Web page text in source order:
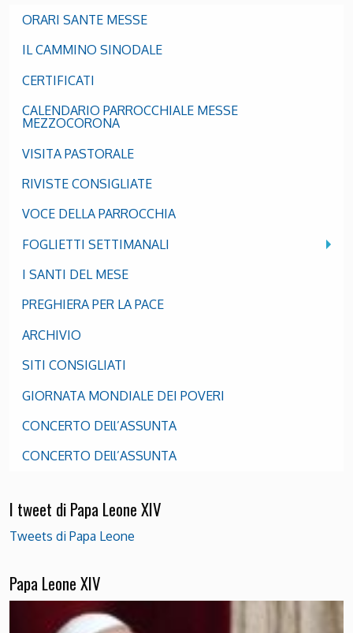
ORARI SANTE MESSE
IL CAMMINO SINODALE
CERTIFICATI
CALENDARIO PARROCCHIALE MESSE
MEZZOCORONA
VISITA PASTORALE
RIVISTE CONSIGLIATE
VOCE DELLA PARROCCHIA
FOGLIETTI SETTIMANALI
I SANTI DEL MESE
PREGHIERA PER LA PACE
ARCHIVIO
SITI CONSIGLIATI
GIORNATA MONDIALE DEI POVERI
CONCERTO DEll’ASSUNTA
CONCERTO DEll’ASSUNTA
I tweet di Papa Leone XIV
Tweets di Papa Leone
Papa Leone XIV